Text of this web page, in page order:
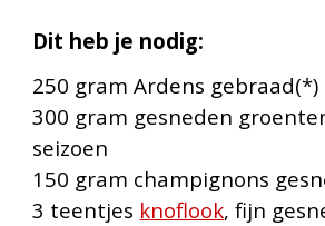
Dit heb je nodig:
250 gram Ardens gebraad(*)
300 gram gesneden
seizoen
150 gram champignons
3 teentjes knoflook, fijn